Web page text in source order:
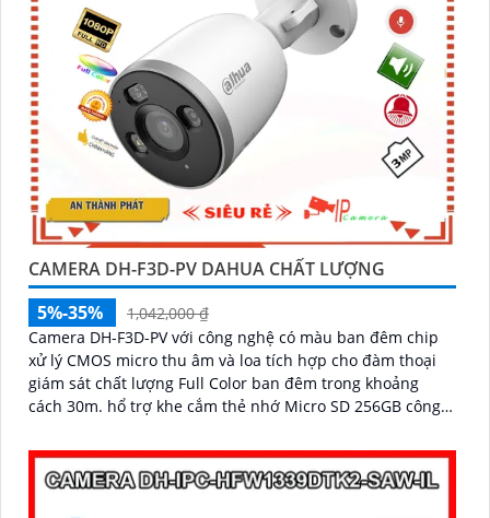
CAMERA DH-F3D-PV DAHUA CHẤT LƯỢNG
5%-35%
1,042,000 ₫
Camera DH-F3D-PV với công nghệ có màu ban đêm chip
xử lý CMOS micro thu âm và loa tích hợp cho đàm thoại
giám sát chất lượng Full Color ban đêm trong khoảng
cách 30m. hổ trợ khe cắm thẻ nhớ Micro SD 256GB công